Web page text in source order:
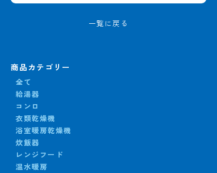
商品カテゴリー
全て
給湯器
コンロ
衣類乾燥機
浴室暖房乾燥機
炊飯器
レンジフード
温水暖房
一覧に戻る